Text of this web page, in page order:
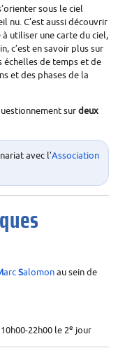
sous le ciel
nu. C’est aussi découvrir
utiliser une carte du ciel,
c’est en savoir plus sur
échelles de temps et de
et des phases de la
surdeux
avec l’Association
arcSalomonau sein de
22h00 le 2e jour